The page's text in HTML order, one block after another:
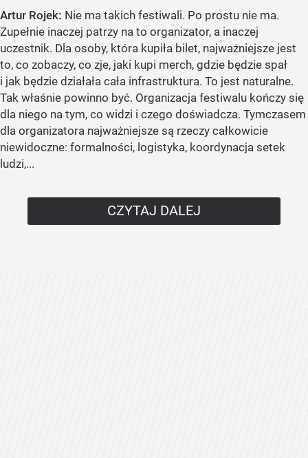
Artur Rojek: Nie ma takich festiwali. Po prostu nie ma.
Zupełnie inaczej patrzy na to organizator, a inaczej
uczestnik. Dla osoby, która kupiła bilet, najważniejsze jest
to, co zobaczy, co zje, jaki kupi merch, gdzie będzie spał
i jak będzie działała cała infrastruktura. To jest naturalne.
Tak właśnie powinno być. Organizacja festiwalu kończy się
dla niego na tym, co widzi i czego doświadcza. Tymczasem
dla organizatora najważniejsze są rzeczy całkowicie
niewidoczne: formalności, logistyka, koordynacja setek
ludzi,...
CZYTAJ DALEJ